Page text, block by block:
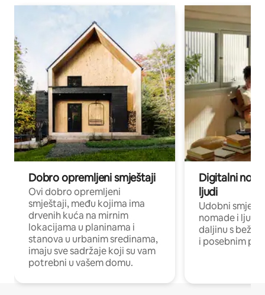
Dobro opremljeni smještaji
Ovi dobro opremljeni
smještaji, među kojima ima
drvenih kuća na mirnim
lokacijama u planinama i
stanova u urbanim sredinama,
imaju sve sadržaje koji su vam
potrebni u vašem domu.
Digitalni
ljudi
Udobni
nomade i ljude
daljinu s
i posebnim